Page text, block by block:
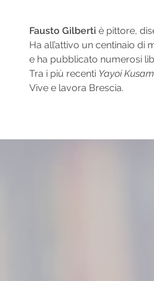
Fausto Gilberti è pittore,
Ha all’attivo un centinaio di
e ha pubblicato numerosi
Tra i più recenti Yayoi
Vive e lavora Brescia.